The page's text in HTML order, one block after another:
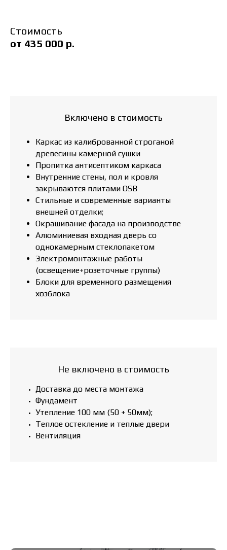
Стоимость
от 435 000 р.
Включено в стоимость
Каркас из калиброванной строганой
древесины камерной сушки
Пропитка антисептиком каркаса
Внутренние стены, пол и кровля
закрываются плитами OSB
Стильные и современные варианты
внешней отделки;
Окрашивание фасада на производстве
Алюминиевая входная дверь со
однокамерным стеклопакетом
Электромонтажные работы
(освещение+розеточные группы)
Блоки для временного размещения
хозблока
Не включено в стоимость
Доставка до места монтажа
Фундамент
Утепление 100 мм (50 + 50мм);
Теплое остекление и теплые двери
Вентиляция